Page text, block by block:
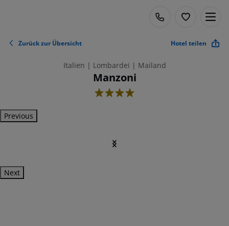
Zurück zur Übersicht Hotel teilen
Italien | Lombardei | Mailand
Manzoni
4
Previous
Next